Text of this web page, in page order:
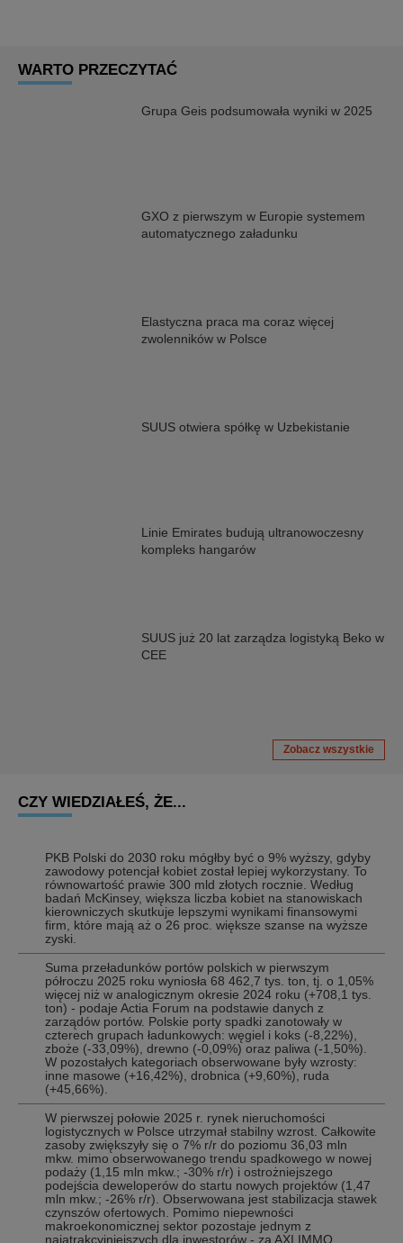
WARTO PRZECZYTAĆ
Grupa Geis podsumowała wyniki w 2025
GXO z pierwszym w Europie systemem
automatycznego załadunku
Elastyczna praca ma coraz więcej
zwolenników w Polsce
SUUS otwiera spółkę w Uzbekistanie
Linie Emirates budują ultranowoczesny
kompleks hangarów
SUUS już 20 lat zarządza logistyką Beko w
CEE
Zobacz wszystkie
CZY WIEDZIAŁEŚ, ŻE...
PKB Polski do 2030 roku mógłby być o 9% wyższy, gdyby
zawodowy potencjał kobiet został lepiej wykorzystany. To
równowartość prawie 300 mld złotych rocznie. Według
badań McKinsey, większa liczba kobiet na stanowiskach
kierowniczych skutkuje lepszymi wynikami finansowymi
firm, które mają aż o 26 proc. większe szanse na wyższe
zyski.
Suma przeładunków portów polskich w pierwszym
półroczu 2025 roku wyniosła 68 462,7 tys. ton, tj. o 1,05%
więcej niż w analogicznym okresie 2024 roku (+708,1 tys.
ton) - podaje Actia Forum na podstawie danych z
zarządów portów. Polskie porty spadki zanotowały w
czterech grupach ładunkowych: węgiel i koks (-8,22%),
zboże (-33,09%), drewno (-0,09%) oraz paliwa (-1,50%).
W pozostałych kategoriach obserwowane były wzrosty:
inne masowe (+16,42%), drobnica (+9,60%), ruda
(+45,66%).
W pierwszej połowie 2025 r. rynek nieruchomości
logistycznych w Polsce utrzymał stabilny wzrost. Całkowite
zasoby zwiększyły się o 7% r/r do poziomu 36,03 mln
mkw. mimo obserwowanego trendu spadkowego w nowej
podaży (1,15 mln mkw.; -30% r/r) i ostrożniejszego
podejścia deweloperów do startu nowych projektów (1,47
mln mkw.; -26% r/r). Obserwowana jest stabilizacja stawek
czynszów ofertowych. Pomimo niepewności
makroekonomicznej sektor pozostaje jednym z
najatrakcyjniejszych dla inwestorów - za AXI IMMO.